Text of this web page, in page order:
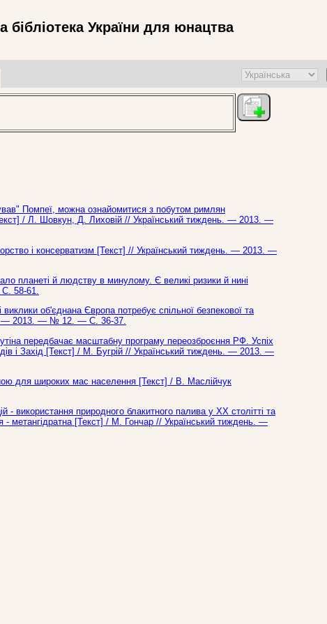
бібліотека України для юнацтва
Помпеї, можна ознайомитися з побутом римлян
/ Л. Шовкун, Д. Лиховій // Український тиждень. — 2013. —
і консерватизм [Текст] // Український тиждень. — 2013. —
планеті й людству в минулому. Є великі ризики й нині
58-61.
об'єднана Європа потребує спільної безпекової та
— 2013. — № 12. — С. 36-37.
передбачає масштабну програму переозброєння РФ. Успіх
і Захід [Текст] / М. Бугрій // Український тиждень. — 2013. —
для широких мас населення [Текст] / В. Маслійчук
- використання природного блакитного палива у ХХ столітті та
- метангідратна [Текст] / М. Гончар // Український тиждень. —